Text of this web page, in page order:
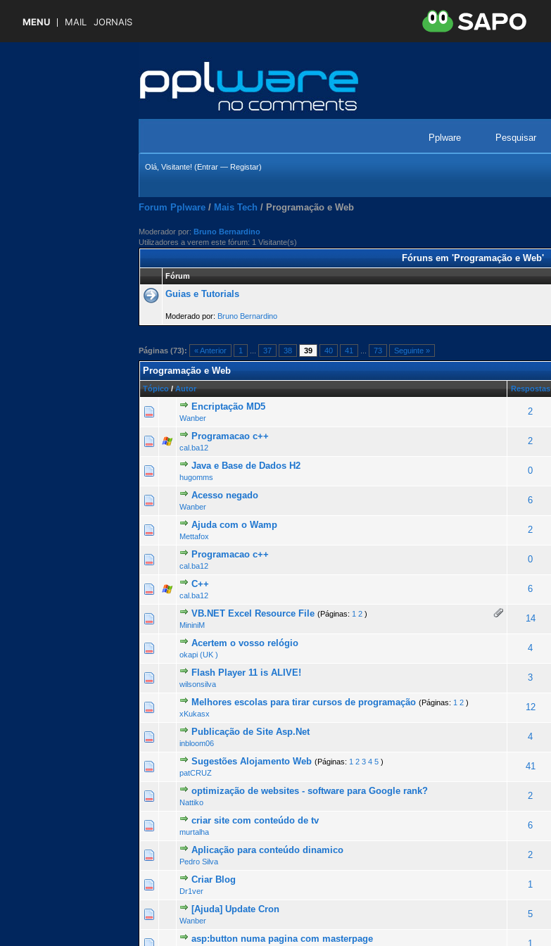
MENU MAIL JORNAIS
Pplware Pesquisar
Olá, Visitante! (Entrar — Registar)
Forum Pplware / Mais Tech / Programação e Web
Moderador por: Bruno Bernardino
Utilizadores a verem este fórum: 1 Visitante(s)
Fóruns em 'Programação e Web'
Fórum
Guias e Tutorials
Moderado por: Bruno Bernardino
Páginas (73): « Anterior 1 37 38 39 40 41 73 Seguinte »
Programação e Web
Tópico/Autor Respostas
Encriptação MD5
Wanber
2
0 Voto(s) - 0 de 5 na totalidade
1
Programacao c++
cal.ba12
2
0 Voto(s) - 0 de 5 na totalidade
1
Java e Base de Dados H2
hugomms
0
0 Voto(s) - 0 de 5 na totalidade
1234 5
Acesso negado
Wanber
6
1 Voto(s) - 5 de 5 na totalidade
Ajuda com o Wamp
Mettafox
2
0 Voto(s) - 0 de 5 na totalidade
123
Programacao c++
cal.ba12
0
0 Voto(s) - 0 de 5 na totalidade
1
C++
cal.ba12
6
0 Voto(s) - 0 de 5 na totalidade
VB.NET Excel Resource File (Páginas: 1 2 )
MininiM
14
0 Voto(s) - 0 de 5 na totalidade
12345
Acertem o vosso relógio
okapi (UK )
4
1 Voto(s) - 5 de 5 na totalidade
12345
Flash Player 11 is ALIVE!
wilsonsilva
3
1 Voto(s) - 5 de 5 na totalidade
1 234 5
Melhores escolas para tirar cursos de programação (Páginas: 1 2 )
xKukasx
12
1 Voto(s) - 5 de 5 na totalidade
1 2345
Publicação de Site Asp.Net
inbloom06
4
0 Voto(s) - 0 de 5 na totalidade
12 345
Sugestões Alojamento Web (Páginas: 1 2 3 4 5 )
patCRUZ
41
0 Voto(s) - 0 de 5 na totalidade
12345
optimização de websites - software para Google rank?
Nattiko
2
0 Voto(s) - 0 de 5 na totalidade
12345
criar site com conteúdo de tv
murtalha
6
0 Voto(s) - 0 de 5 na totalidade
12345
Aplicação para conteúdo dinamico
Pedro Silva
2
0 Voto(s) - 0 de 5 na totalidade
12345
Criar Blog
Dr1ver
1
0 Voto(s) - 0 de 5 na totalidade
[Ajuda] Update Cron
Wanber
5
0 Voto(s) - 0 de 5 na totalidade
123
asp:button numa pagina com masterpage 1
0 Voto(s) - 0 de 5 na totalidade
12345